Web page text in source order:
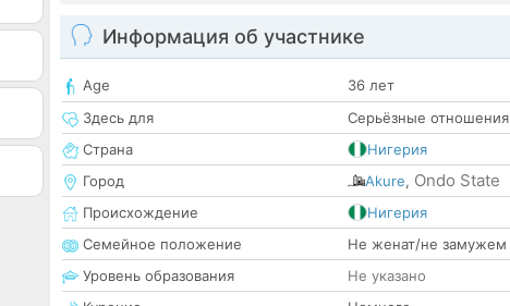
Информация об участнике
Age
36 лет
Здесь для
Серьёзные отношения
Страна
Нигерия
Город
Akure, Ondo State
Происхождение
Нигерия
Семейное положение
Не женат/не замужем
Уровень образования
Не указано